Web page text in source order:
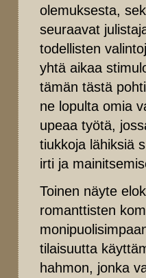
olemuksesta,
seuraavat
todellisten
yhtä aikaa
tämän tästä
ne lopulta omia
upeaa työtä,
tiukkoja lähiksiä
irti ja
Toinen näyte
romanttisten
tilaisuutta
hahmon, jonka